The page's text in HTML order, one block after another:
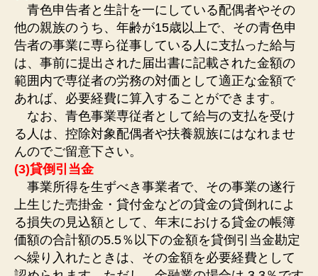
青色申告者と生計を一にしている配偶者やその
他の親族のうち、年齢が15歳以上で、その青色申
告者の事業に専ら従事している人に支払った給与
は、事前に提出された届出書に記載された金額の
範囲内で専従者の労務の対価として適正な金額で
あれば、必要経費に算入することができます。
なお、青色事業専従者として給与の支払を受け
る人は、控除対象配偶者や扶養親族にはなれませ
んのでご留意下さい。
(3)貸倒引当金
事業所得を生ずべき事業者で、その事業の遂行
上生じた売掛金・貸付金などの貸金の貸倒れによ
る損失の見込額として、年末における貸金の帳簿
価額の合計額の5.5％以下の金額を貸倒引当金勘定
へ繰り入れたときは、その金額を必要経費として